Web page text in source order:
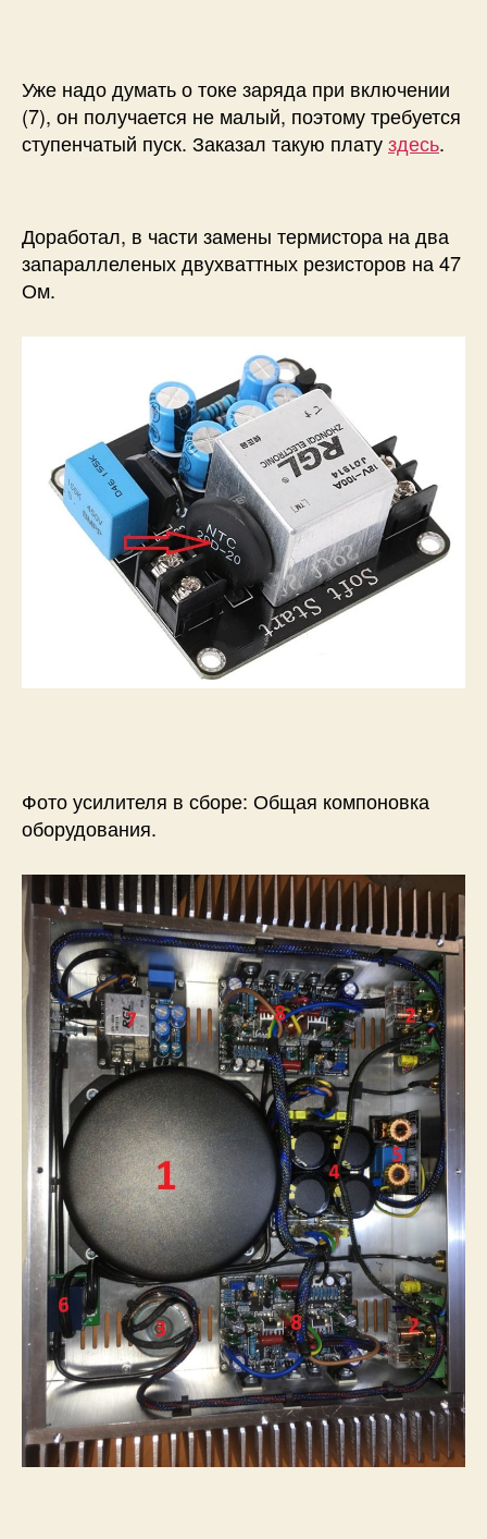
Уже надо думать о токе заряда при включении
(7), он получается не малый, поэтому требуется
ступенчатый пуск. Заказал такую платуздесь.
Доработал, в части замены термистора на два
запараллеленых двухваттных резисторов на 47
Ом.
Фото усилителя в сборе: Общая компоновка
оборудования.